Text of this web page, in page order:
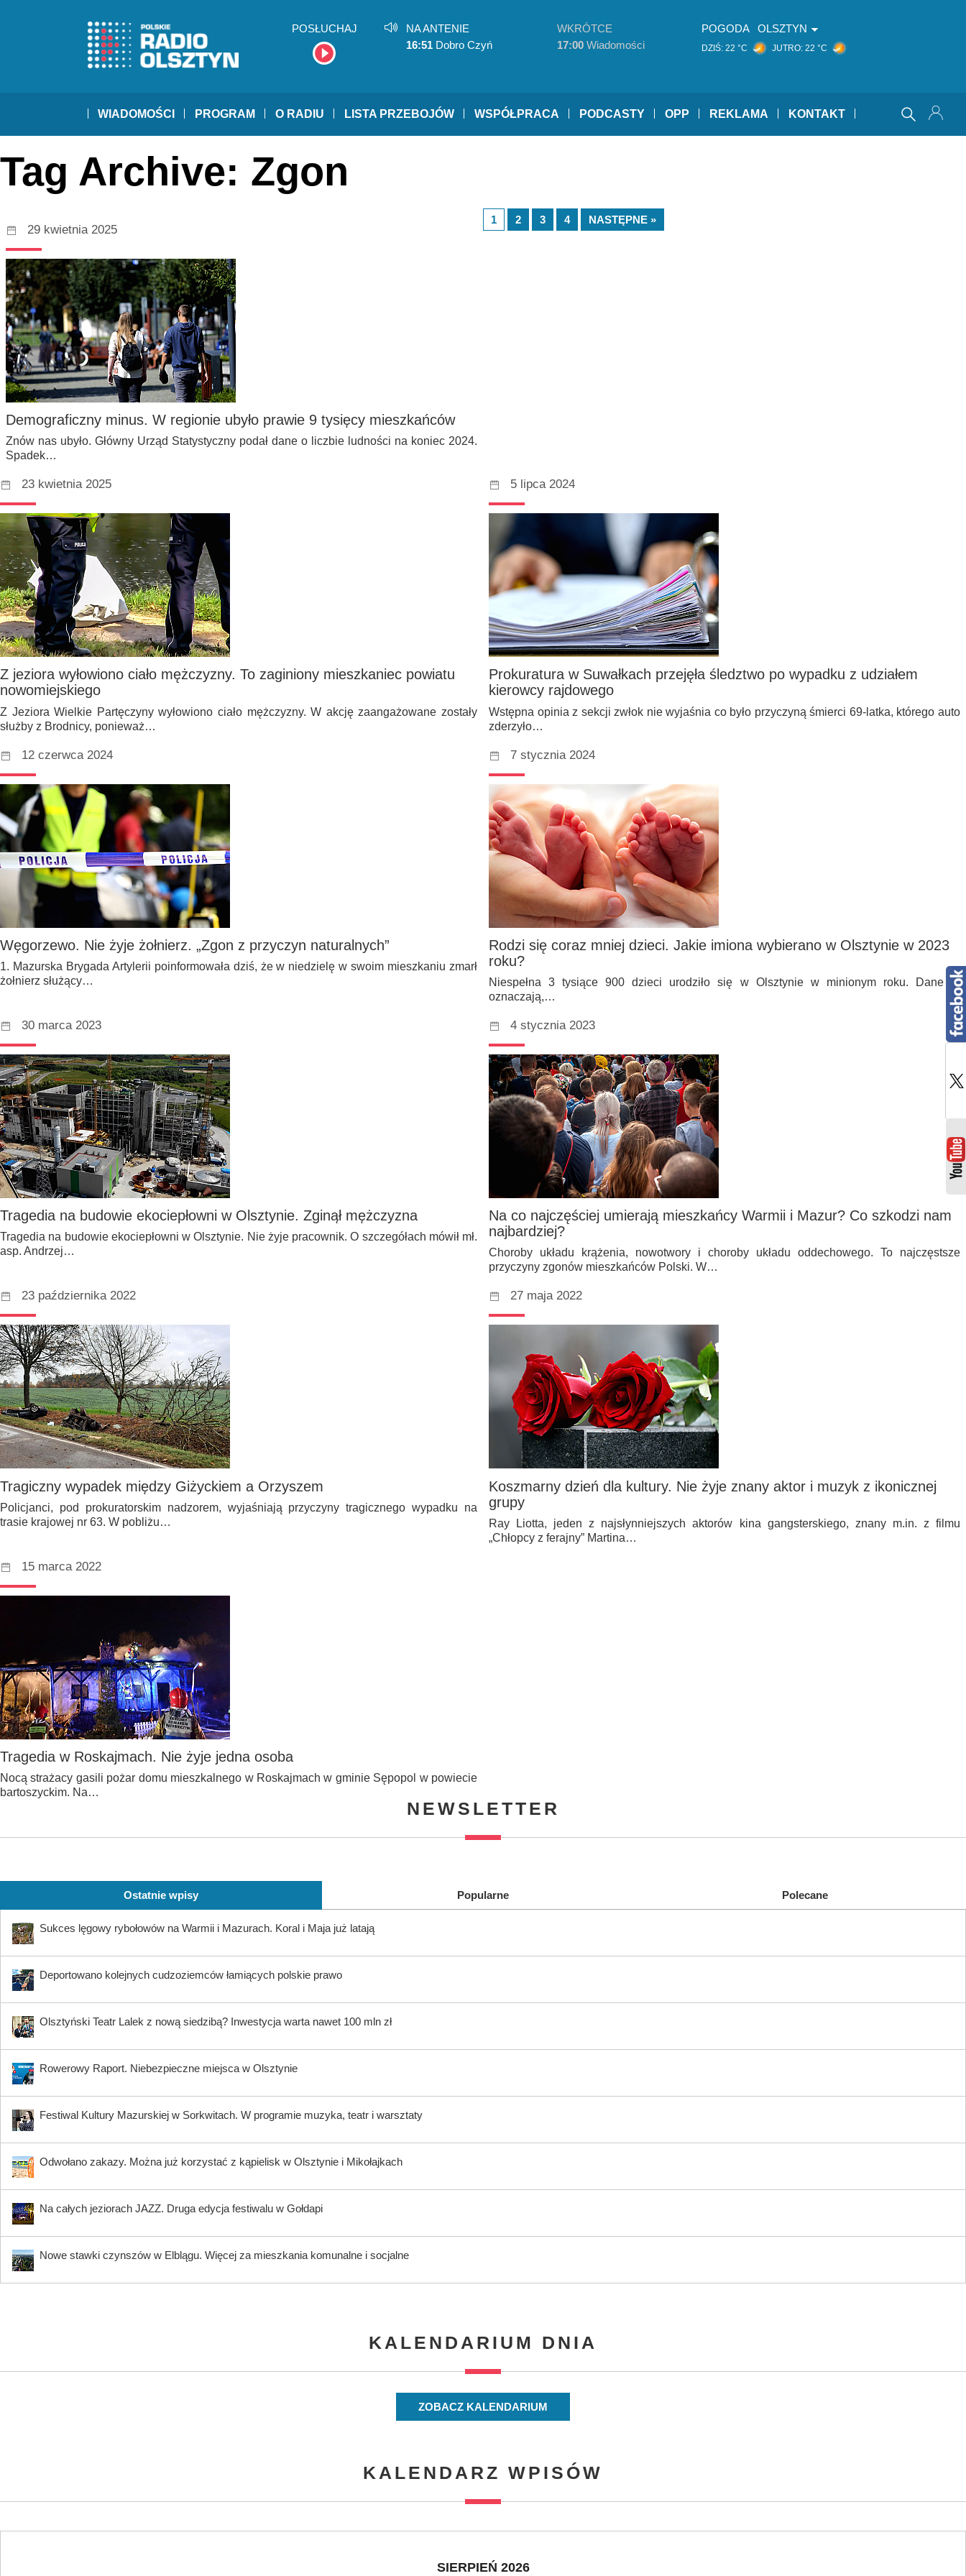
POSŁUCHAJ
NA ANTENIE
16:51 Dobro Czyń
WKRÓTCE
17:00 Wiadomości
POGODA OLSZTYN
DZIŚ: 22 °C JUTRO: 22 °C
WIADOMOŚCI PROGRAM O RADIU LISTA PRZEBOJÓW WSPÓŁPRACA PODCASTY OPP REKLAMA KONTAKT
Tag Archive: Zgon
29 kwietnia 2025
Demograficzny minus. W regionie ubyło prawie 9 tysięcy mieszkańców
Znów nas ubyło. Główny Urząd Statystyczny podał dane o liczbie ludności na koniec 2024.
Spadek…
23 kwietnia 2025
Z jeziora wyłowiono ciało mężczyzny. To zaginiony mieszkaniec powiatu
nowomiejskiego
Z Jeziora Wielkie Partęczyny wyłowiono ciało mężczyzny. W akcję zaangażowane zostały
służby z Brodnicy, ponieważ…
5 lipca 2024
Prokuratura w Suwałkach przejęła śledztwo po wypadku z udziałem
kierowcy rajdowego
Wstępna opinia z sekcji zwłok nie wyjaśnia co było przyczyną śmierci 69-latka, którego auto
zderzyło…
12 czerwca 2024
Węgorzewo. Nie żyje żołnierz. „Zgon z przyczyn naturalnych”
1. Mazurska Brygada Artylerii poinformowała dziś, że w niedzielę w swoim mieszkaniu zmarł
żołnierz służący…
7 stycznia 2024
Rodzi się coraz mniej dzieci. Jakie imiona wybierano w Olsztynie w 2023
roku?
Niespełna 3 tysiące 900 dzieci urodziło się w Olsztynie w minionym roku. Dane te
oznaczają,…
30 marca 2023
Tragedia na budowie ekociepłowni w Olsztynie. Zginął mężczyzna
Tragedia na budowie ekociepłowni w Olsztynie. Nie żyje pracownik. O szczegółach mówił mł.
asp. Andrzej…
4 stycznia 2023
Na co najczęściej umierają mieszkańcy Warmii i Mazur? Co szkodzi nam
najbardziej?
Choroby układu krążenia, nowotwory i choroby układu oddechowego. To najczęstsze
przyczyny zgonów mieszkańców Polski. W…
23 października 2022
Tragiczny wypadek między Giżyckiem a Orzyszem
Policjanci, pod prokuratorskim nadzorem, wyjaśniają przyczyny tragicznego wypadku na
trasie krajowej nr 63. W pobliżu…
27 maja 2022
Koszmarny dzień dla kultury. Nie żyje znany aktor i muzyk z ikonicznej
grupy
Ray Liotta, jeden z najsłynniejszych aktorów kina gangsterskiego, znany m.in. z filmu
„Chłopcy z ferajny” Martina…
15 marca 2022
Tragedia w Roskajmach. Nie żyje jedna osoba
Nocą strażacy gasili pożar domu mieszkalnego w Roskajmach w gminie Sępopol w powiecie
bartoszyckim. Na…
1 2 3 4 NASTĘPNE »
NEWSLETTER
Ostatnie wpisy Popularne Polecane
Sukces lęgowy rybołowów na Warmii i Mazurach. Koral i Maja już latają
Deportowano kolejnych cudzoziemców łamiących polskie prawo
Olsztyński Teatr Lalek z nową siedzibą? Inwestycja warta nawet 100 mln zł
Rowerowy Raport. Niebezpieczne miejsca w Olsztynie
Festiwal Kultury Mazurskiej w Sorkwitach. W programie muzyka, teatr i warsztaty
Odwołano zakazy. Można już korzystać z kąpielisk w Olsztynie i Mikołajkach
Na całych jeziorach JAZZ. Druga edycja festiwalu w Gołdapi
Nowe stawki czynszów w Elblągu. Więcej za mieszkania komunalne i socjalne
KALENDARIUM DNIA
ZOBACZ KALENDARIUM
KALENDARZ WPISÓW
SIERPIEŃ 2026